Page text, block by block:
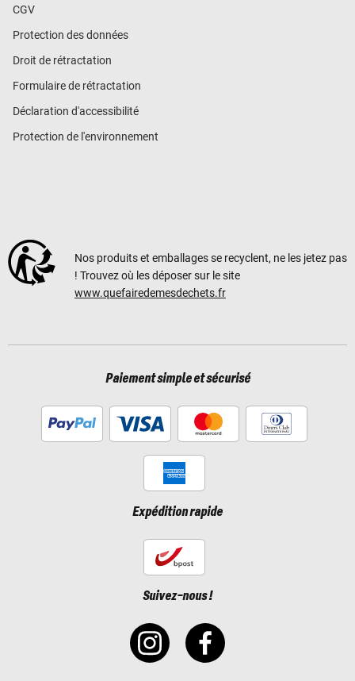
CGV
Protection des données
Droit de rétractation
Formulaire de rétractation
Déclaration d'accessibilité
Protection de l'environnement
Nos produits et emballages se recyclent, ne les jetez pas
! Trouvez où les déposer sur le site
www.quefairedemesdechets.fr
Paiement simple et sécurisé
Expédition rapide
Suivez-nous !